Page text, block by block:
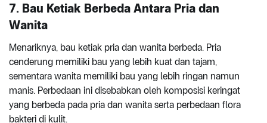
7. Bau Ketiak Berbeda Antara Pria dan
Wanita
Menariknya, bau ketiak pria dan wanita berbeda. Pria
cenderung memiliki bau yang lebih kuat dan tajam,
sementara wanita memiliki bau yang lebih ringan namun
manis. Perbedaan ini disebabkan oleh komposisi keringat
yang berbeda pada pria dan wanita serta perbedaan flora
bakteri di kulit.